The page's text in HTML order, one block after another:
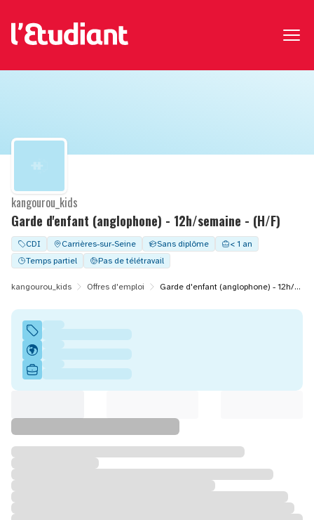
Garde d'enfant (anglophone) - 12h/semaine - (H/F)
kangourou_kids
CDI Carrières-sur-Seine Sans diplôme
< 1 an
Temps partiel
Pas de télétravail
kangourou_kids Offres d'emploi Garde d'enfant (anglophone) - 12h/semaine - (H/F)